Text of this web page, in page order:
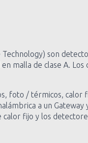
son
malla de clase A.
foto / térmicos,
a un
fijo y los